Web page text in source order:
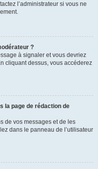
l’administrateur si vous ne
?
à signaler et vous devriez
cliquant dessus, vous accéderez
la page de rédaction de
de vos messages et de les
dans le panneau de l’utilisateur